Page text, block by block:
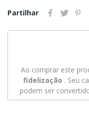
Partilhar
Ao comprar este
fidelização . Seu
podem ser